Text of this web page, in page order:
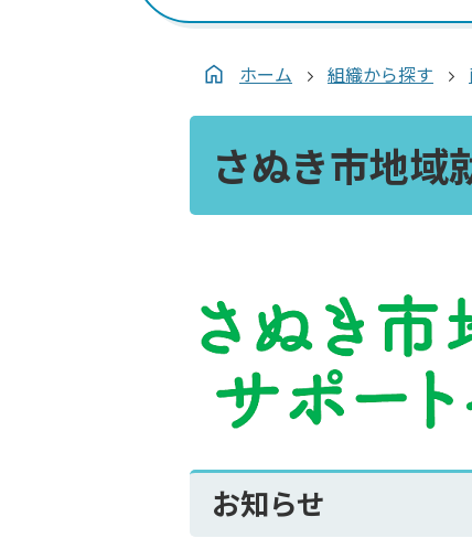
ホーム 組織から探す
さぬき市地域
お知らせ